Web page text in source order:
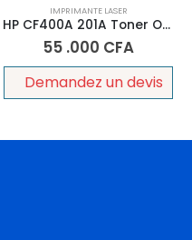
IMPRIMANTE LASER
HP CF400A 201A Toner Original Yelow (Jaune)
55 .000 CFA
Demandez un devis